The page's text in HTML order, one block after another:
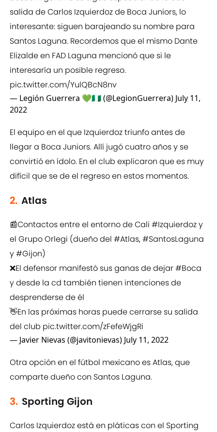
salida de Carlos Izquierdoz de Boca Juniors, lo
interesante: siguen barajeando su nombre para
Santos Laguna. Recordemos que el mismo Dante
Elizalde en FAD Laguna mencionó que si le
interesaría un posible regreso.
pic.twitter.com/YulQBcN8nv
— Legión Guerrera 💚🇳🇬 (@LegionGuerrera) July 11,
2022
El equipo en el que Izquierdoz triunfo antes de
llegar a Boca Juniors. Allí jugó cuatro años y se
convirtió en ídolo. En el club explicaron que es muy
difícil que se de el regreso en estos momentos.
2. Atlas
📰Contactos entre el entorno de Cali #Izquierdozy
el Grupo Orlegi (dueño del #Atlas,#SantosLaguna
y#Gijon)
❌El defensor manifestó sus ganas de dejar#Boca
y desde la cd también tienen intenciones de
desprenderse de él
👋En las próximas horas puede cerrarse su salida
del club pic.twitter.com/zFefeWjgRi
— Javier Nievas (@javitonievas) July 11, 2022
Otra opción en el fútbol mexicano es Atlas, que
comparte dueño con Santos Laguna.
3. Sporting Gijon
Carlos Izquierdoz está en pláticas con el Sporting